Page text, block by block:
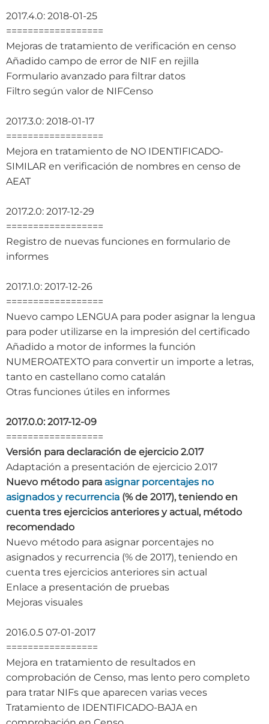
2017.4.0: 2018-01-25
==================
Mejoras de tratamiento de verificación en censo
Añadido campo de error de NIF en rejilla
Formulario avanzado para filtrar datos
Filtro según valor de NIFCenso
2017.3.0: 2018-01-17
==================
Mejora en tratamiento de NO IDENTIFICADO-
SIMILAR en verificación de nombres en censo de
AEAT
2017.2.0: 2017-12-29
==================
Registro de nuevas funciones en formulario de
informes
2017.1.0: 2017-12-26
==================
Nuevo campo LENGUA para poder asignar la lengua
para poder utilizarse en la impresión del certificado
Añadido a motor de informes la función
NUMEROATEXTO para convertir un importe a letras,
tanto en castellano como catalán
Otras funciones útiles en informes
2017.0.0: 2017-12-09
==================
Versión para declaración de ejercicio 2.017
Adaptación a presentación de ejercicio 2.017
Nuevo método para asignar porcentajes no
asignados y recurrencia (% de 2017), teniendo en
cuenta tres ejercicios anteriores y actual, método
recomendado
Nuevo método para asignar porcentajes no
asignados y recurrencia (% de 2017), teniendo en
cuenta tres ejercicios anteriores sin actual
Enlace a presentación de pruebas
Mejoras visuales
2016.0.5 07-01-2017
=================
Mejora en tratamiento de resultados en
comprobación de Censo, mas lento pero completo
para tratar NIFs que aparecen varias veces
Tratamiento de IDENTIFICADO-BAJA en